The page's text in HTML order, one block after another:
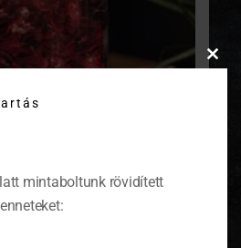
mintaboltunk rövidített